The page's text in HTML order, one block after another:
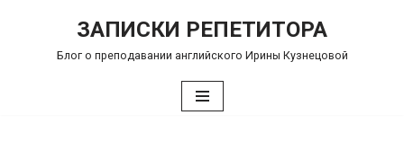
Перейти
ЗАПИСКИ РЕПЕТИТОРА
Блог о преподавании английского Ирины Кузнецовой